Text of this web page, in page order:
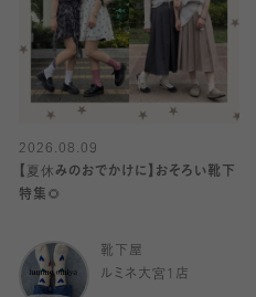
2026.08.09
【夏休みのおでかけに】おそろい靴下
特集🌻
靴下屋
ルミネ大宮1店